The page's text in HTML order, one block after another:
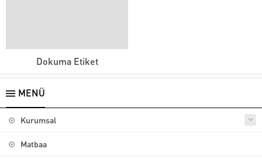
Dokuma Etiket
MENÜ
Kurumsal
Matbaa